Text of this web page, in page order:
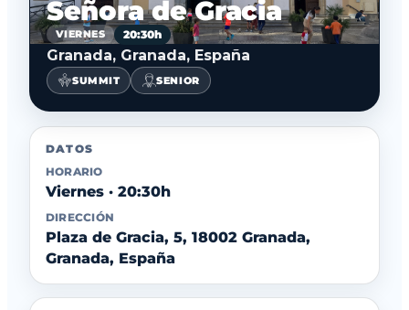
Señora de Gracia
VIERNES 20:30h
Granada, Granada, España
SUMMIT SENIOR
DATOS
HORARIO
Viernes · 20:30h
DIRECCIÓN
Plaza de Gracia, 5, 18002 Granada,
Granada, España